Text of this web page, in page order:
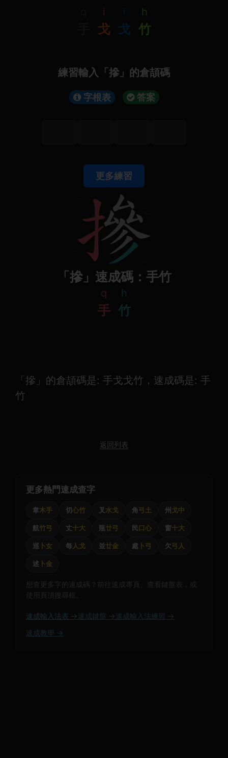
i
戈
i
戈
h
竹
練習輸入「摻」的倉頡碼
字根表 答案
更多練習
「摻」速成碼：手竹
q
手
h
竹
「摻」的倉頡碼是: 手戈戈竹，速成碼是: 手
竹
返回列表
更多熱門速成查字
韋木手 切心竹 叉 水戈 角弓土 州 戈中
航竹弓 丈十大 瓶廿弓 民口心 窗十大
巡 卜女 每人戈 並廿金 處 卜弓 欠弓人
述 卜金
想查更多字的速成碼？前往速成專頁、查看鍵盤表，或
使用頁頂搜尋框。
速成輸入法表 → 速成鍵盤 → 速成輸入法練習 →
速成教學 →